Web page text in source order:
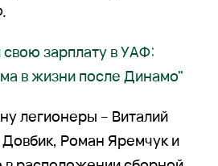
зарплату в УАФ:
в жизни после Динамо"
легионеры – Виталий
Роман Яремчук и